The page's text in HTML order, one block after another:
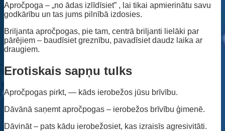
Apročpoga – „no ādas izlīdīsiet” , lai tikai apmierinātu savu
godkārību un tas jums pilnībā izdosies.
Briljanta apročpogas, pie tam, centrā briljanti lielāki par
pārējiem – baudīsiet greznību, pavadīsiet daudz laika ar
draugiem.
Erotiskais sapņu tulks
Apročpogas pirkt, — kāds ierobežos jūsu brīvību.
Dāvānā saņemt apročpogas – ierobežos brīvību ģimenē.
Dāvināt – pats kādu ierobežosiet, kas izraisīs agresivitāti.